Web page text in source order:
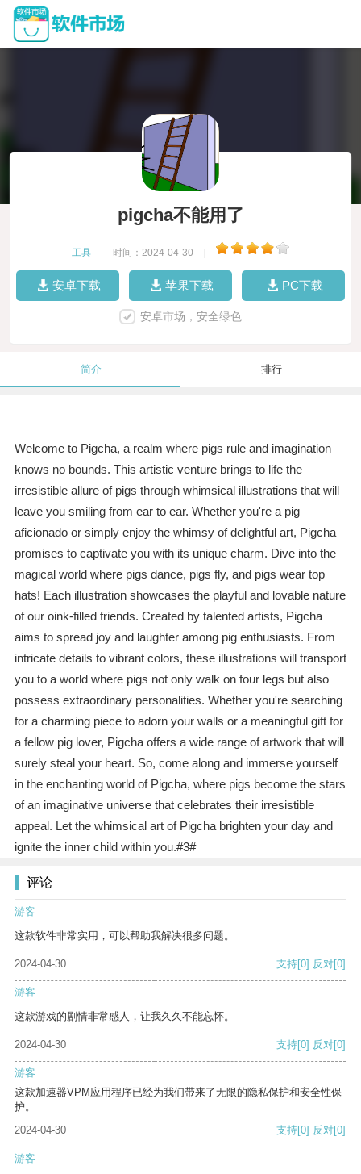
pigcha不能用了
工具 时间：2024-04-30
安卓下载 苹果下载 PC下载
安卓市场，安全绿色
简介 排行
Welcome to Pigcha, a realm where pigs rule and imagination
knows no bounds. This artistic venture brings to life the
irresistible allure of pigs through whimsical illustrations that will
leave you smiling from ear to ear. Whether you're a pig
aficionado or simply enjoy the whimsy of delightful art, Pigcha
promises to captivate you with its unique charm. Dive into the
magical world where pigs dance, pigs fly, and pigs wear top
hats! Each illustration showcases the playful and lovable nature
of our oink-filled friends. Created by talented artists, Pigcha
aims to spread joy and laughter among pig enthusiasts. From
intricate details to vibrant colors, these illustrations will transport
you to a world where pigs not only walk on four legs but also
possess extraordinary personalities. Whether you're searching
for a charming piece to adorn your walls or a meaningful gift for
a fellow pig lover, Pigcha offers a wide range of artwork that will
surely steal your heart. So, come along and immerse yourself
in the enchanting world of Pigcha, where pigs become the stars
of an imaginative universe that celebrates their irresistible
appeal. Let the whimsical art of Pigcha brighten your day and
ignite the inner child within you.#3#
评论
游客
这款软件非常实用，可以帮助我解决很多问题。
2024-04-30 支持[0] 反对[0]
游客
这款游戏的剧情非常感人，让我久久不能忘怀。
2024-04-30 支持[0] 反对[0]
游客
这款加速器VPM应用程序已经为我们带来了无限的隐私保护和安全性保
护。
2024-04-30
支持[0] 反对[0]
游客